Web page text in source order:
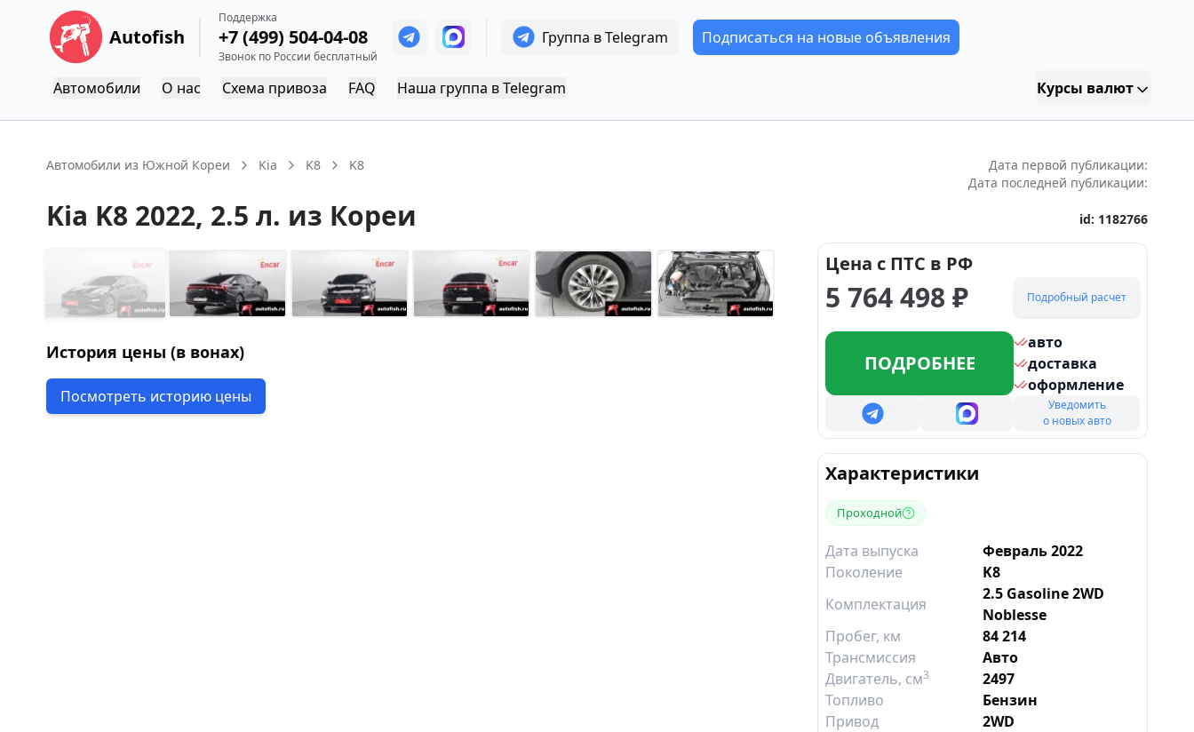
Autofish
Поддержка
+7 (499) 504-04-08
Звонок по России бесплатный
Группа в Telegram Подписаться на новые объявления
Автомобили О нас Схема привоза FAQ Наша группа в Telegram Курсы валют
Автомобили из Южной Кореи Kia K8 K8
Дата первой публикации:
Дата последней публикации:
Kia K8 2022, 2.5 л. из Кореи id: 1182766
История цены (в вонах)
Посмотреть историю цены
Цена с ПТС в РФ
5 764 498 ₽ Подробный расчет
ПОДРОБНЕЕ
авто
доставка
оформление
Уведомить
о новых авто
Характеристики
Проходной
Дата выпуска
Февраль 2022
Поколение
K8
Комплектация
2.5 Gasoline 2WD
Noblesse
Пробег, км
84 214
Трансмиссия
Авто
Двигатель, см3
2497
Топливо
Бензин
Привод
2WD